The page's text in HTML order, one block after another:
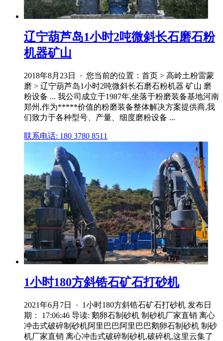
辽宁葫芦岛1小时2吨微斜长石磨石粉
机器矿山
2018年8月23日 · 您当前的位置：首页 > 高岭土粉雷蒙
磨 > 辽宁葫芦岛1小时2吨微斜长石磨石粉机器 矿山 磨
粉设备 ... 我公司成立于1987年,坐落于粉磨装备基地河南
郑州,作为*****价值的粉磨装备整体解决方案提供商,我
们致力于各种型号、产量、细度磨粉设备 ...
联系电话: 180 3780 8511
1小时180方斜锆石矿石打砂机
2021年6月7日 · 1小时180方斜锆石矿石打砂机 发布日
期： 17:06:46 导读: 鹅卵石制砂机 制砂机厂家直销 离心
冲击式破碎制砂机阿里巴巴阿里巴巴鹅卵石制砂机 制砂
机厂家直销 离心冲击式破碎制砂机,破碎机,这里云集了